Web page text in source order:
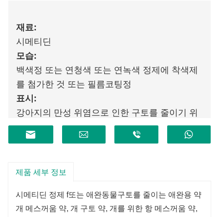
재료:
시메티딘
모습:
백색정 또는 연청색 또는 연녹색 정제에 착색제
를 첨가한 것 또는 필름코팅정
표시:
강아지의 만성 위염으로 인한 구토를 줄이기 위
한 대증치료
제품 세부 정보
시메티딘 정제 f또는 애완동물구토를 줄이는 애완용 약
개 메스꺼움 약, 개 구토 약, 개를 위한 항 메스꺼움 약,